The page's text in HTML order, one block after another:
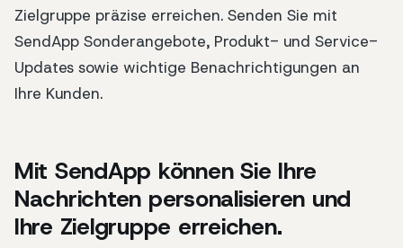
Zielgruppe präzise erreichen. Senden Sie mit
SendApp Sonderangebote, Produkt- und Service-
Updates sowie wichtige Benachrichtigungen an
Ihre Kunden.
Mit SendApp können Sie Ihre
Nachrichten personalisieren und
Ihre Zielgruppe erreichen.